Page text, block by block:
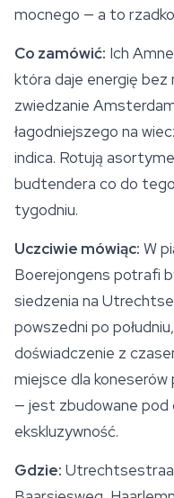
mocnego — a to
Co zamówić: Ich
która daje energię bez
zwiedzanie
łagodniejszego na
indica. Rotują
budtendera co do
tygodniu.
Uczciwie mówiąc: W
Boerejongens potrafi
siedzenia na
powszedni po
doświadczenie z
miejsce dla
— jest zbudowane pod
ekskluzywność.
Gdzie: